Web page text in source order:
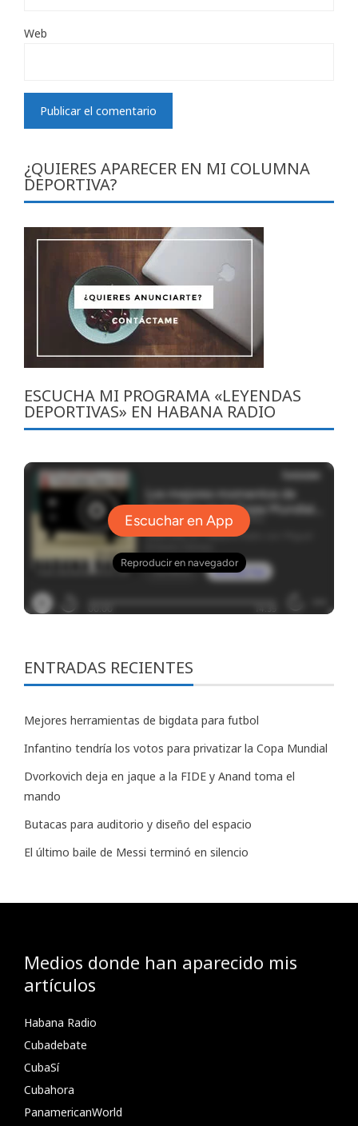
Web
¿QUIERES APARECER EN MI COLUMNA
DEPORTIVA?
ESCUCHA MI PROGRAMA «LEYENDAS
DEPORTIVAS» EN HABANA RADIO
ENTRADAS RECIENTES
Mejores herramientas de bigdata para futbol
Infantino tendría los votos para privatizar la Copa Mundial
Dvorkovich deja en jaque a la FIDE y Anand toma el
mando
Butacas para auditorio y diseño del espacio
El último baile de Messi terminó en silencio
Medios donde han aparecido mis
artículos
Habana Radio
Cubadebate
CubaSí
Cubahora
PanamericanWorld